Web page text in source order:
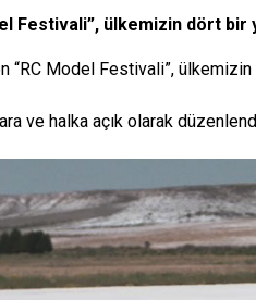
Festivali”, ülkemizin dört bir
Model Festivali”,
ve halka açık olarak